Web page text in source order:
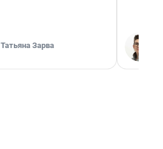
Татьяна Зарва